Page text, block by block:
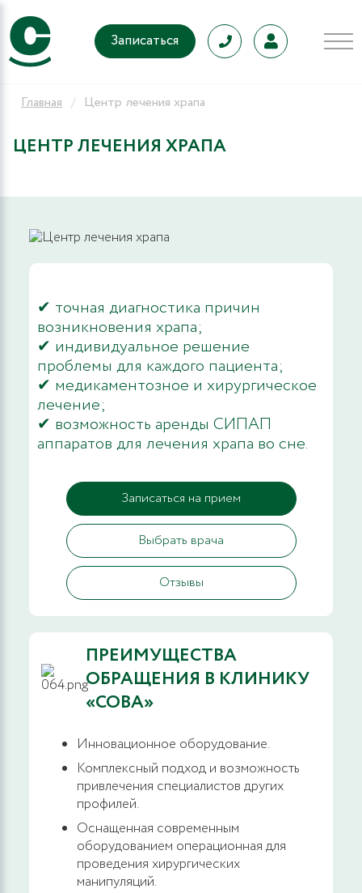
Записаться
Главная Центр лечения храпа
ЦЕНТР ЛЕЧЕНИЯ ХРАПА
✔ точная диагностика причин
возникновения храпа;
✔ индивидуальное решение
проблемы для каждого пациента;
✔ медикаментозное и хирургическое
лечение;
✔ возможность аренды СИПАП
аппаратов для лечения храпа во сне.
Записаться на прием
Выбрать врача
Отзывы
ПРЕИМУЩЕСТВА
ОБРАЩЕНИЯ В КЛИНИКУ
«СОВА»
Инновационное оборудование.
Комплексный подход и возможность
привлечения специалистов других
профилей.
Оснащенная современным
оборудованием операционная для
проведения хирургических
манипуляций.